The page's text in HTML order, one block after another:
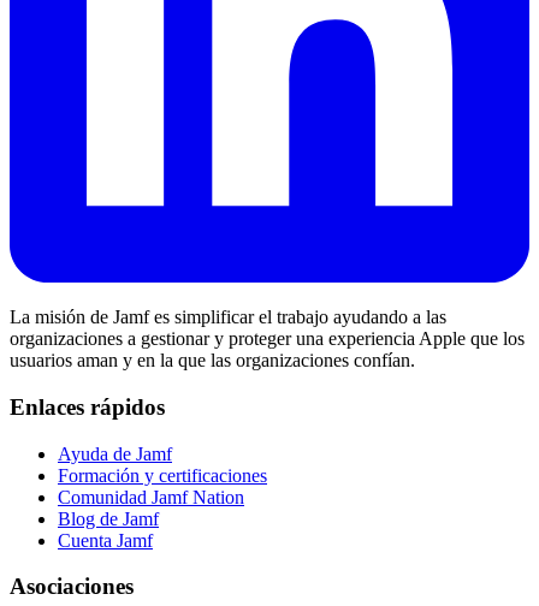
La misión de Jamf es simplificar el trabajo ayudando a las
organizaciones a gestionar y proteger una experiencia Apple que los
usuarios aman y en la que las organizaciones confían.
Enlaces rápidos
Ayuda de Jamf
Formación y certificaciones
Comunidad Jamf Nation
Blog de Jamf
Cuenta Jamf
Asociaciones